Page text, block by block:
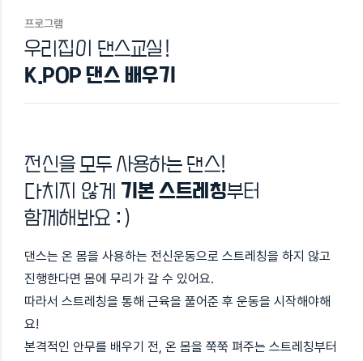
프로그램
우리집이 댄스교실!
K.POP 댄스 배우기
전신을 모두 사용하는 댄스!
다치지 않게 기본 스트레칭부터
함께해봐요 :)
댄스는 온 몸을 사용하는 전신운동으로 스트레칭을 하지 않고
진행한다면 몸에 무리가 갈 수 있어요.
따라서 스트레칭을 통해 근육을 풀어준 후 운동을 시작해야해
요!
본격적인 안무를 배우기 전, 온 몸을 쭉쭉 펴주는 스트레칭부터